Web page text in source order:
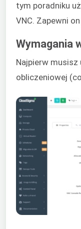
tym poradniku
VNC. Zapewni
Wymagania
Najpierw
obliczeniowej